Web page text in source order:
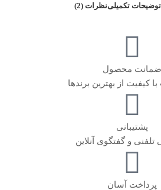
توضیحات تکمیلینظرات (2)
ضمانت محصول
کیفیت از بهترین برندها
پشتیبانی
تلفنی و گفتگوی آنلاین
پرداخت آسان